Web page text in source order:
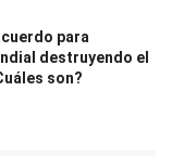
para
destruyendo el
son?